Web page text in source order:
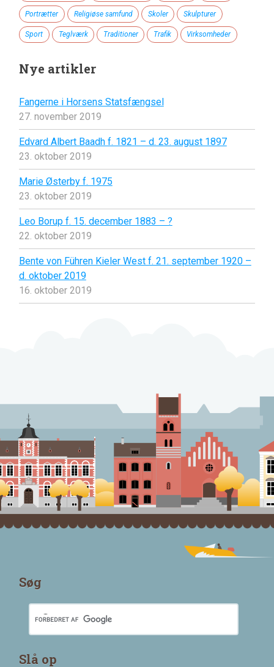
Portrætter Religiøse samfund Skoler Skulpturer
Sport Teglværk Traditioner Trafik Virksomheder
Nye artikler
Fangerne i Horsens Statsfængsel
27. november 2019
Edvard Albert Baadh f. 1821 – d. 23. august 1897
23. oktober 2019
Marie Østerby f. 1975
23. oktober 2019
Leo Borup f. 15. december 1883 – ?
22. oktober 2019
Bente von Führen Kieler West f. 21. september 1920 –
d. oktober 2019
16. oktober 2019
Søg
Slå op